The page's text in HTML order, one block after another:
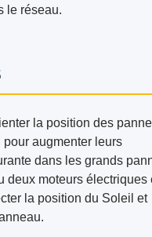
le réseau.
la position des
augmenter leurs
dans les grands
deux moteurs électriques
la position du Soleil et